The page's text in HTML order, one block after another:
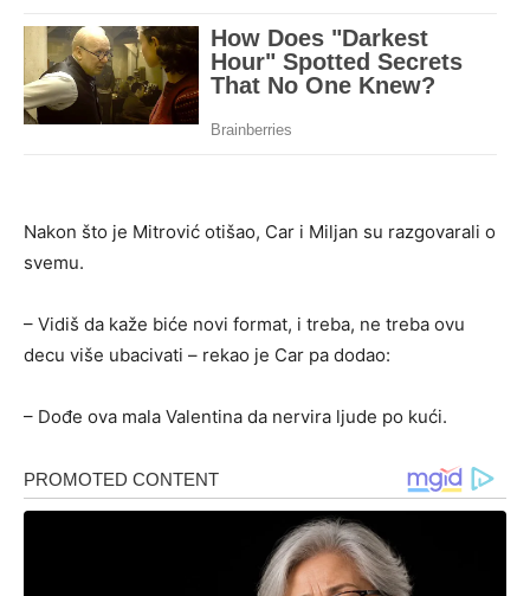
Nakon što je Mitrović otišao, Car i Miljan su razgovarali o
svemu.
– Vidiš da kaže biće novi format, i treba, ne treba ovu
decu više ubacivati – rekao je Car pa dodao:
– Dođe ova mala Valentina da nervira ljude po kući.